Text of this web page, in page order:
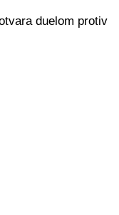
duelom protiv